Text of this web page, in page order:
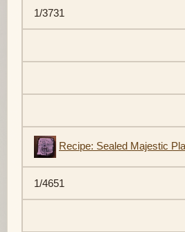
1/3731
Recipe: Sealed Majestic
1/4651